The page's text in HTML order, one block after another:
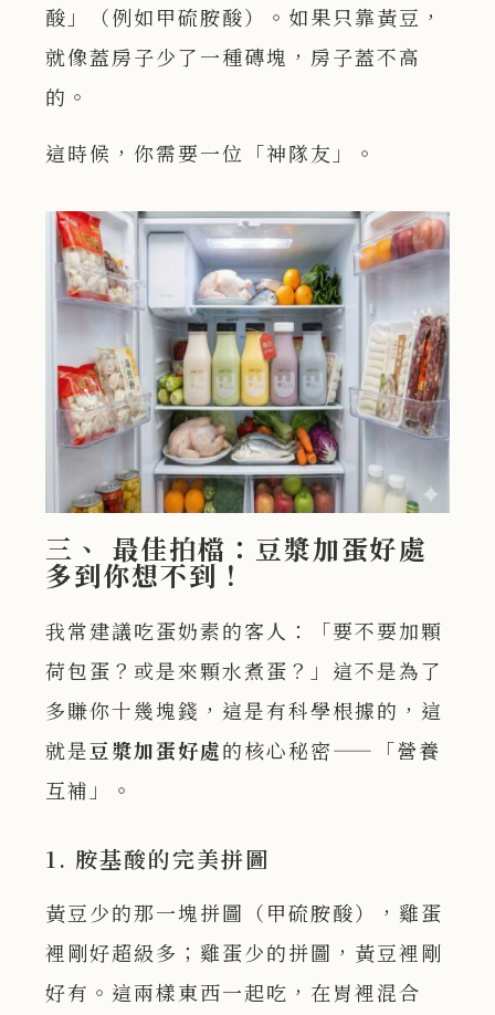
酸」（例如甲硫胺酸）。如果只靠黃豆，
就像蓋房子少了一種磚塊，房子蓋不高
的。
這時候，你需要一位「神隊友」。
三、 最佳拍檔：豆漿加蛋好處
多到你想不到！
我常建議吃蛋奶素的客人：「要不要加顆
荷包蛋？或是來顆水煮蛋？」這不是為了
多賺你十幾塊錢，這是有科學根據的，這
就是豆漿加蛋好處的核心秘密——「營養
互補」。
1. 胺基酸的完美拼圖
黃豆少的那一塊拼圖（甲硫胺酸），雞蛋
裡剛好超級多；雞蛋少的拼圖，黃豆裡剛
好有。這兩樣東西一起吃，在胃裡混合